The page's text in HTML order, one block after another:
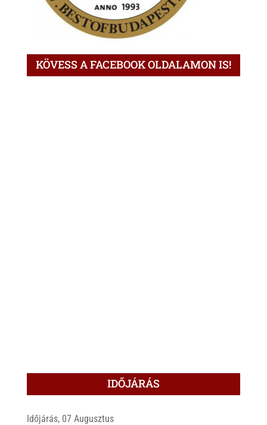
KÖVESS A FACEBOOK OLDALAMON IS!
IDŐJÁRÁS
Időjárás, 07 Augusztus